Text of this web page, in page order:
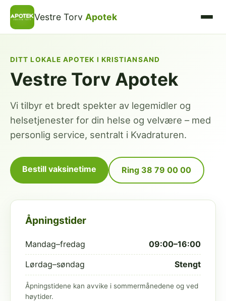
Vestre Torv Apotek
DITT LOKALE APOTEK I KRISTIANSAND
Vestre Torv Apotek
Vi tilbyr et bredt spekter av legemidler og
helsetjenester for din helse og velvære – med
personlig service, sentralt i Kvadraturen.
Bestill vaksinetime Ring 38 79 00 00
Åpningstider
Mandag–fredag 09:00–16:00
Lørdag–søndag Stengt
Åpningstidene kan avvike i sommermånedene og ved
høytider.